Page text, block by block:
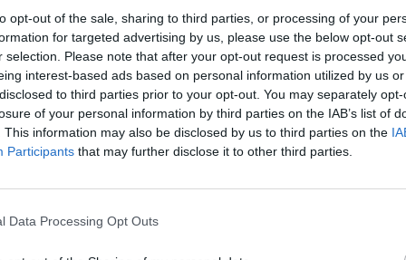
opt-out of the sale, sharing to third parties, or processing of your
for targeted advertising by us, please use the below opt-out
selection. Please note that after your opt-out request is processed
interest-based ads based on personal information utilized by us
to third parties prior to your opt-out. You may separately
of your personal information by third parties on the IAB’s list of
This information may also be disclosed by us to third parties on the
Participants that may further disclose it to other third parties.
Data Processing Opt Outs
αδιάλλακτης στάσης της Ρωσίας, όπως
δολοφονίας του Τσάρλι Κερκ στις
την άνοδο της ακροδεξιάς διεθνώς,
κρίσης που μαστίζει την Γαλλία, η
σε όλη την ευρωζώνη, η επίσκεψη
εξαιρετικά σημαντική από πολλούς
θα υπογράψουν συμφωνία με στόχο